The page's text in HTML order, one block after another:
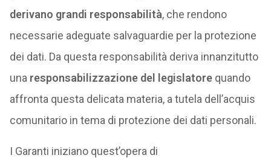
derivano grandi responsabilità, che rendono
necessarie adeguate salvaguardie per la protezione
dei dati. Da questa responsabilità deriva innanzitutto
una responsabilizzazione del legislatorequando
affronta questa delicata materia, a tutela dell’acquis
comunitario in tema di protezione dei dati personali.
I Garanti iniziano quest’opera di